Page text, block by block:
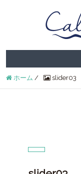
ホーム / slider03